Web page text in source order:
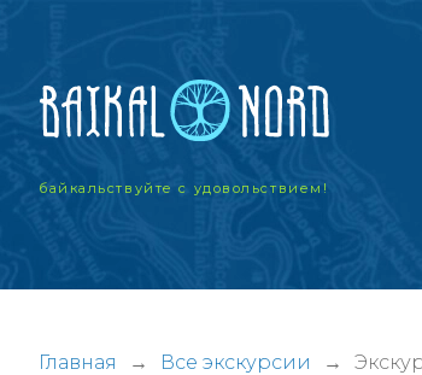
байкальствуйтес удовольствием!
Главная → Все экскурсии →